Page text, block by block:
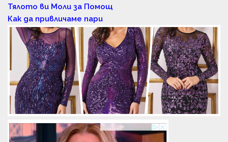
Тялото ви Моли за Помощ
Как да привличаме пари